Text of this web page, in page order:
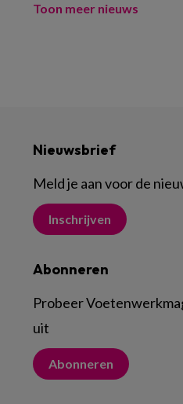
Toon meer nieuws
Nieuwsbrief
Meld je aan voor de
Inschrijven
Abonneren
Probeer
uit
Abonneren